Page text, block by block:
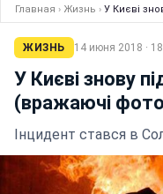
Главная › Жизнь › У Києві
ЖИЗНЬ 14 июня 2018 ·
У Києві знову
(вражаючі
Інцидент стався в